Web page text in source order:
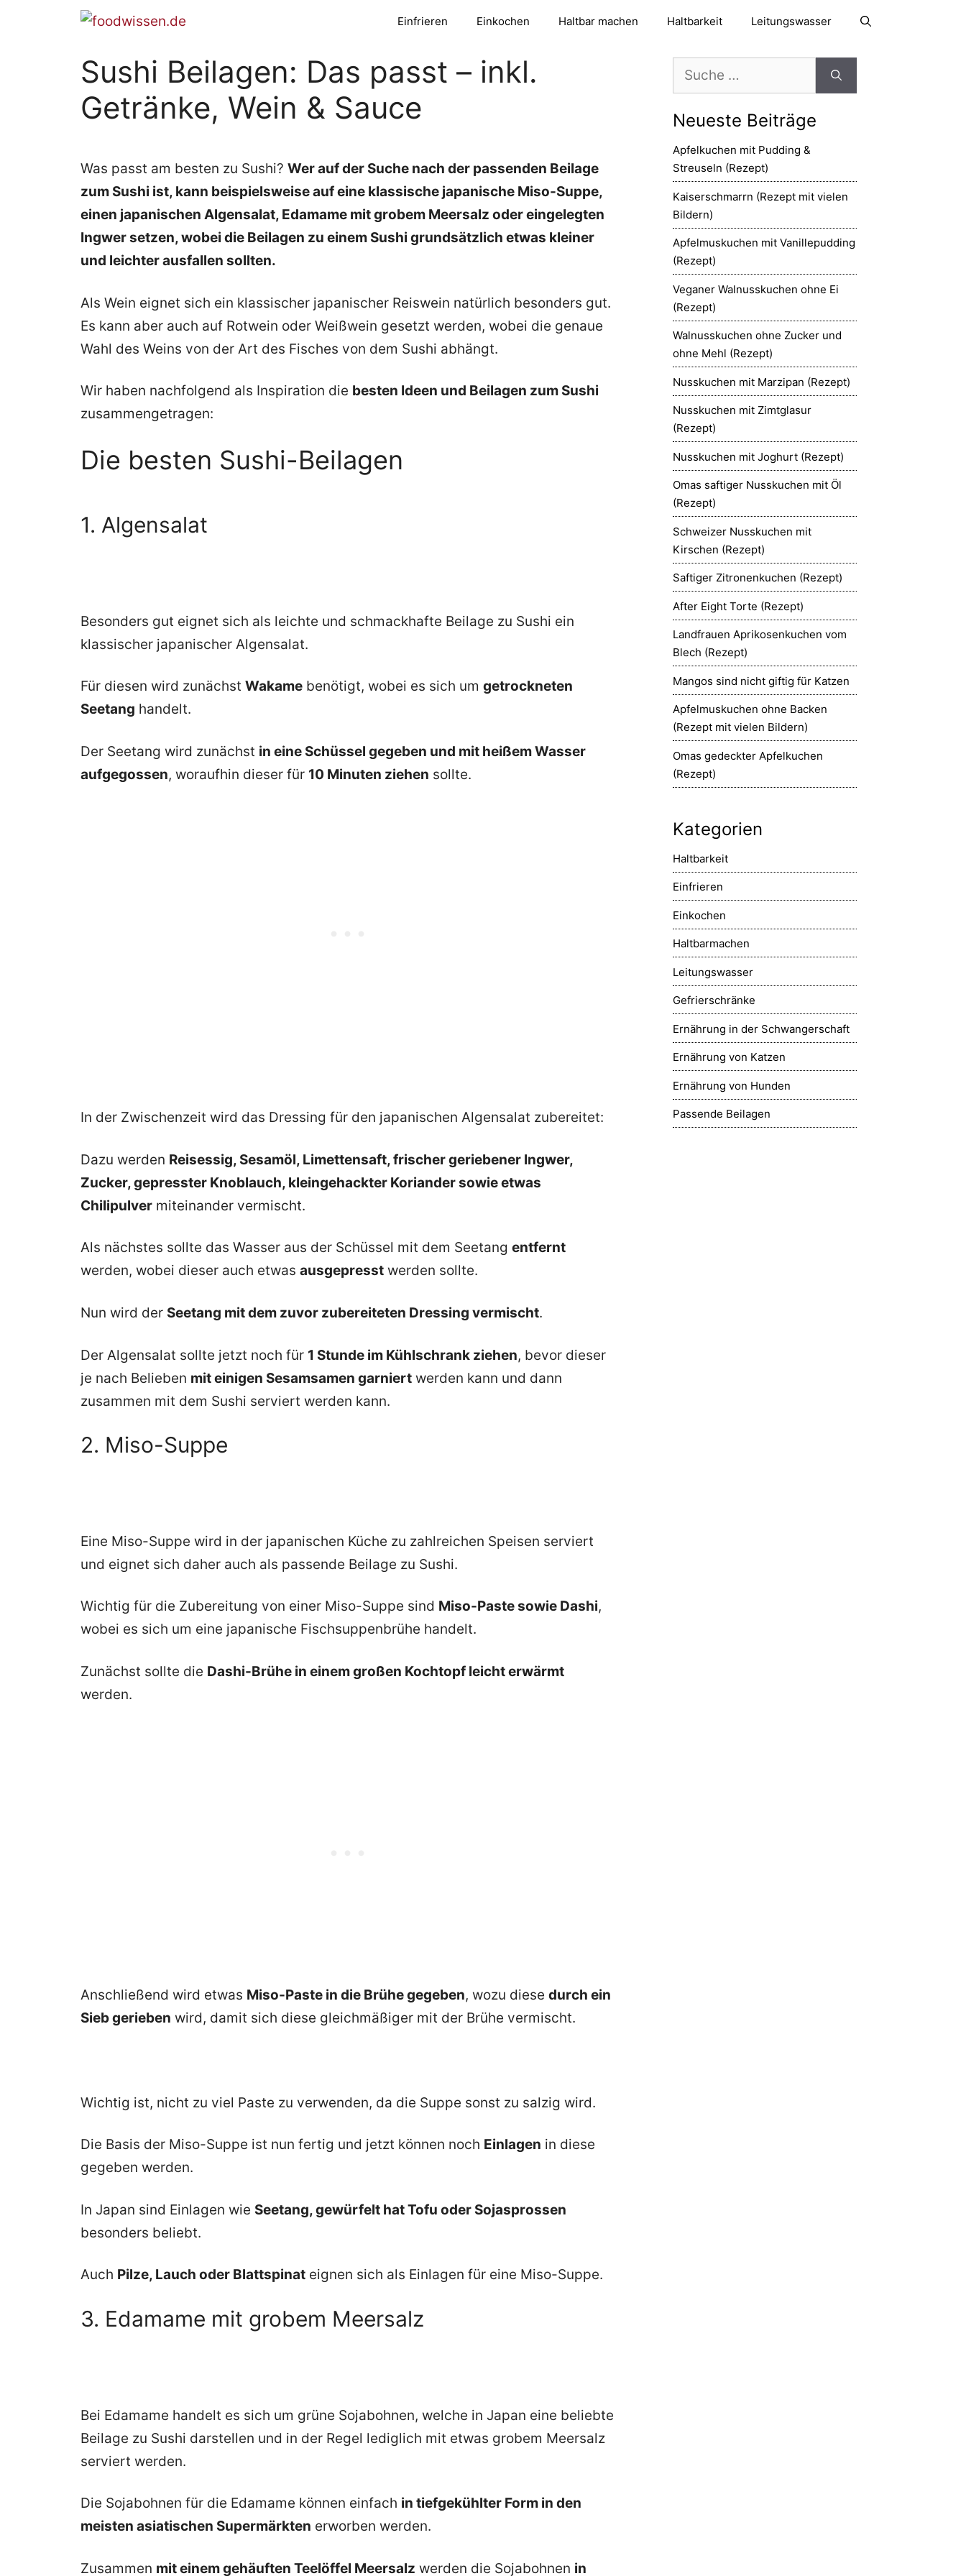
Einfrieren Einkochen Haltbar machen Haltbarkeit Leitungswasser
Sushi Beilagen: Das passt – inkl.
Getränke, Wein & Sauce
Was passt am besten zu Sushi? Wer auf der Suche nach der passenden Beilage
zum Sushi ist, kann beispielsweise auf eine klassische japanische Miso-Suppe,
einen japanischen Algensalat, Edamame mit grobem Meersalz oder eingelegten
Ingwer setzen, wobei die Beilagen zu einem Sushi grundsätzlich etwas kleiner
und leichter ausfallen sollten.
Als Wein eignet sich ein klassischer japanischer Reiswein natürlich besonders gut.
Es kann aber auch auf Rotwein oder Weißwein gesetzt werden, wobei die genaue
Wahl des Weins von der Art des Fisches von dem Sushi abhängt.
Wir haben nachfolgend als Inspiration die besten Ideen und Beilagen zum Sushi
zusammengetragen:
Die besten Sushi-Beilagen
1. Algensalat
Besonders gut eignet sich als leichte und schmackhafte Beilage zu Sushi ein
klassischer japanischer Algensalat.
Für diesen wird zunächst Wakame benötigt, wobei es sich um getrockneten
Seetang handelt.
Der Seetang wird zunächst in eine Schüssel gegeben und mit heißem Wasser
aufgegossen, woraufhin dieser für 10 Minuten ziehen sollte.
In der Zwischenzeit wird das Dressing für den japanischen Algensalat zubereitet:
Dazu werden Reisessig, Sesamöl, Limettensaft, frischer geriebener Ingwer,
Zucker, gepresster Knoblauch, kleingehackter Koriander sowie etwas
Chilipulver miteinander vermischt.
Als nächstes sollte das Wasser aus der Schüssel mit dem Seetang entfernt
werden, wobei dieser auch etwas ausgepresst werden sollte.
Nun wird der Seetang mit dem zuvor zubereiteten Dressing vermischt.
Der Algensalat sollte jetzt noch für 1 Stunde im Kühlschrank ziehen, bevor dieser
je nach Belieben mit einigen Sesamsamen garniert werden kann und dann
zusammen mit dem Sushi serviert werden kann.
2. Miso-Suppe
Eine Miso-Suppe wird in der japanischen Küche zu zahlreichen Speisen serviert
und eignet sich daher auch als passende Beilage zu Sushi.
Wichtig für die Zubereitung von einer Miso-Suppe sind Miso-Paste sowie Dashi,
wobei es sich um eine japanische Fischsuppenbrühe handelt.
Zunächst sollte die Dashi-Brühe in einem großen Kochtopf leicht erwärmt
werden.
Anschließend wird etwas Miso-Paste in die Brühe gegeben, wozu diese durch ein
Sieb gerieben wird, damit sich diese gleichmäßiger mit der Brühe vermischt.
Wichtig ist, nicht zu viel Paste zu verwenden, da die Suppe sonst zu salzig wird.
Die Basis der Miso-Suppe ist nun fertig und jetzt können noch Einlagen in diese
gegeben werden.
In Japan sind Einlagen wie Seetang, gewürfelt hat Tofu oder Sojasprossen
besonders beliebt.
Auch Pilze, Lauch oder Blattspinat eignen sich als Einlagen für eine Miso-Suppe.
3. Edamame mit grobem Meersalz
Bei Edamame handelt es sich um grüne Sojabohnen, welche in Japan eine beliebte
Beilage zu Sushi darstellen und in der Regel lediglich mit etwas grobem Meersalz
serviert werden.
Die Sojabohnen für die Edamame können einfach in tiefgekühlter Form in den
meisten asiatischen Supermärkten erworben werden.
Zusammen mit einem gehäuften Teelöffel Meersalz werden die Sojabohnen in
nach:
Neueste Beiträge
Apfelkuchen mit Pudding &
Streuseln (Rezept)
Kaiserschmarrn (Rezept mit vielen
Bildern)
Apfelmuskuchen mit Vanillepudding
(Rezept)
Veganer Walnusskuchen ohne Ei
(Rezept)
Walnusskuchen ohne Zucker und
ohne Mehl (Rezept)
Nusskuchen mit Marzipan (Rezept)
Nusskuchen mit Zimtglasur
(Rezept)
Nusskuchen mit Joghurt (Rezept)
Omas saftiger Nusskuchen mit Öl
(Rezept)
Schweizer Nusskuchen mit
Kirschen (Rezept)
Saftiger Zitronenkuchen (Rezept)
After Eight Torte (Rezept)
Landfrauen Aprikosenkuchen vom
Blech (Rezept)
Mangos sind nicht giftig für Katzen
Apfelmuskuchen ohne Backen
(Rezept mit vielen Bildern)
Omas gedeckter Apfelkuchen
(Rezept)
Kategorien
Haltbarkeit
Einfrieren
Einkochen
Haltbarmachen
Leitungswasser
Gefrierschränke
Ernährung in der Schwangerschaft
Ernährung von Katzen
Ernährung von Hunden
Passende Beilagen